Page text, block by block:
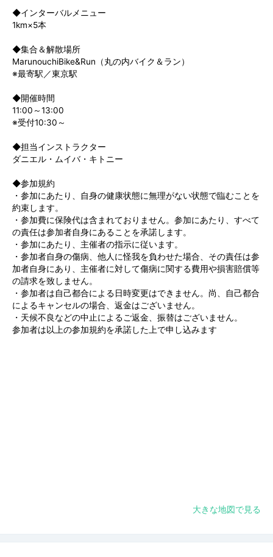
◆インターバルメニュー
1km×5本
◆集合＆解散場所
MarunouchiBike&Run（丸の内バイク＆ラン）
※最寄駅／東京駅
◆開催時間
11:00～13:00
※受付10:30～
◆担当インストラクター
ダニエル・ムイバ・キトニー
◆参加規約
・参加にあたり、自身の健康状態に無理がない状態で臨むことを
約束します。
・参加費に保険代は含まれておりません。参加にあたり、すべて
の責任は参加者自身にあることを承諾します。
・参加にあたり、主催者の指示に従います。
・参加者自身の傷病、他人に怪我を負わせた場合、その責任は参
加者自身にあり、主催者に対して傷病に関する費用や損害賠償等
の請求を致しません。
・参加者は自己都合による日時変更はできません。尚、自己都合
によるキャンセルの場合、返金はございません。
・天候不良などの中止によるご返金、振替はございません。
参加者は以上の参加規約を承諾した上で申し込みます
大きな地図で見る